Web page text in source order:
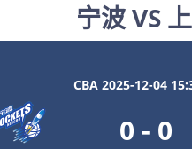
宁波 VS
CBA 2025-12-04
0 - 0